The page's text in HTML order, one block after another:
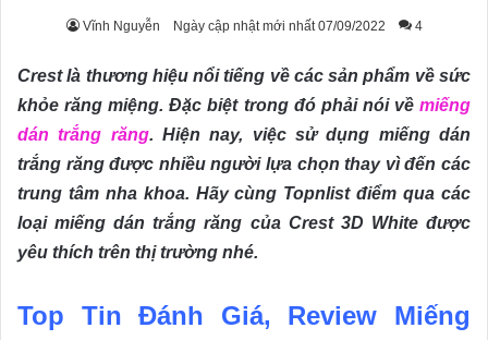
Vĩnh Nguyễn Ngày cập nhật mới nhất 07/09/2022 4
Crest là thương hiệu nổi tiếng về các sản phẩm về sức
khỏe răng miệng. Đặc biệt trong đó phải nói về miếng
dán trắng răng. Hiện nay, việc sử dụng miếng dán
trắng răng được nhiều người lựa chọn thay vì đến các
trung tâm nha khoa. Hãy cùng Topnlist điểm qua các
loại miếng dán trắng răng của Crest 3D White được
yêu thích trên thị trường nhé.
Top Tin Đánh Giá, Review Miếng